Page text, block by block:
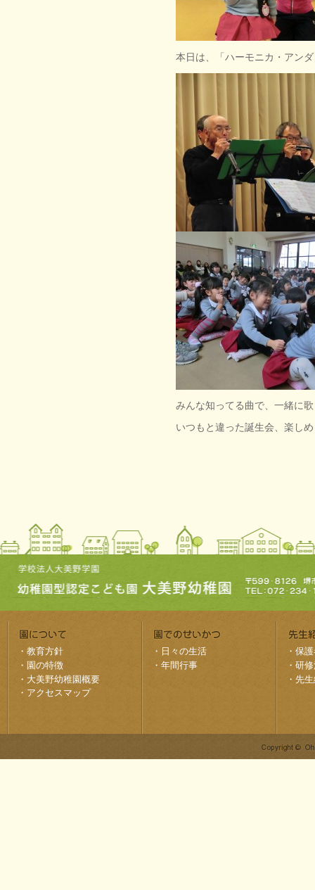
本日は、「ハーモニカ・アン
みんな知ってる曲で、一緒に
いつもと違った誕生会、楽し
・ 教育方針
・ 園の特徴
・ 大美野幼稚園概要
・ アクセスマップ
・ 日々の生活
・ 年間行事
・ 保
・ 研
・ 先